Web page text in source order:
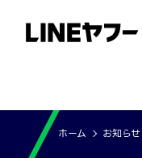
サービス
ホーム お知らせ